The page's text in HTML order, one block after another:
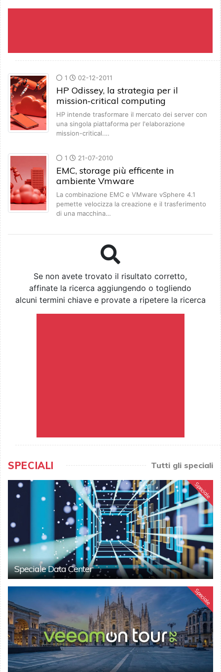
1 02-12-2011
HP Odissey, la strategia per il
mission-critical computing
HP intende trasformare il mercato dei server con
una singola piattaforma per l'elaborazione
mission-critical.…
1 21-07-2010
EMC, storage più efficente in
ambiente Vmware
La combinazione EMC e VMware vSphere 4.1
pemette velocizza la creazione e il trasferimento
di una macchina…
Se non avete trovato il risultato corretto,
affinate la ricerca aggiungendo o togliendo
alcuni termini chiave e provate a ripetere la ricerca
SPECIALI Tutti gli speciali
Speciale
Speciale Data Center
Speciale